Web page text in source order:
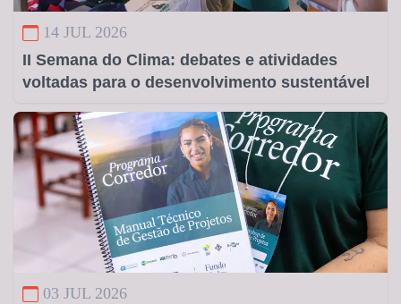
14 JUL 2026
II Semana do Clima: debates e atividades
voltadas para o desenvolvimento sustentável
03 JUL 2026